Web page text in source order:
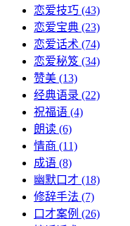
恋爱技巧 (43)
恋爱宝典 (23)
恋爱话术 (74)
恋爱秘笈 (34)
赞美 (13)
经典语录 (22)
祝福语 (4)
朗读 (6)
情商 (11)
成语 (8)
幽默口才 (18)
修辞手法 (7)
口才案例 (26)